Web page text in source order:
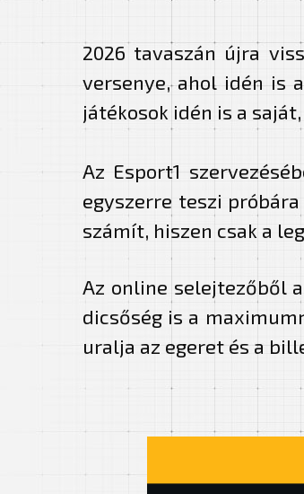
2026 tavaszán újra
versenye, ahol idén is
játékosok idén is a
Az Esport1
egyszerre teszi
számít, hiszen csak a
Az online selejtezőből
dicsőség is a
uralja az egeret és a